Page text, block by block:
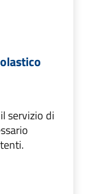
servizio di